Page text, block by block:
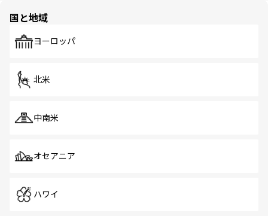
で、ホーカーズは地元の風情を楽しめる外せないスポット
国と地域
ヨーロッパ
北米
中南米
オセアニア
ハワイ